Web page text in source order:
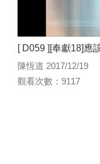
[ D059 ][奉獻18]應
陳恆道 2017/12/19
觀看次數：9117